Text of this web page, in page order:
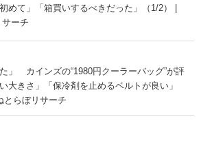
めて」「箱買いするべきだった」（1/2） |
ーチ
た」 カインズの“1980円クーラーバッグ”が評
きさ」「保冷剤を止めるベルトが良い」
とらぼリサーチ